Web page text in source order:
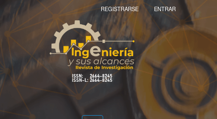
Navegación
principal
Contenido
lateral
REGISTRARSE ENTRAR